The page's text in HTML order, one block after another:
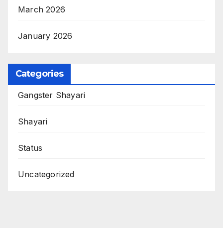
March 2026
January 2026
Categories
Gangster Shayari
Shayari
Status
Uncategorized